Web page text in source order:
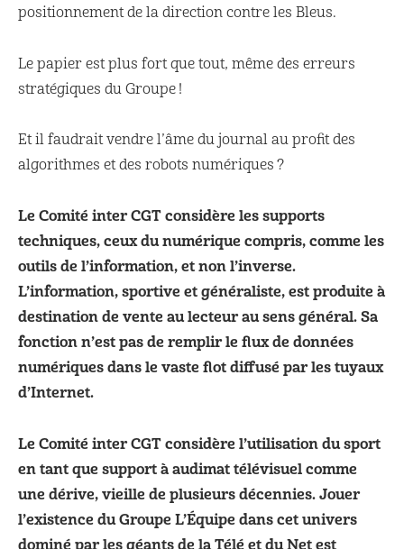
positionnement de la direction contre les Bleus.
Le papier est plus fort que tout, même des erreurs
stratégiques du Groupe !
Et il faudrait vendre l’âme du journal au profit des
algorithmes et des robots numériques ?
Le Comité inter CGT considère les supports
techniques, ceux du numérique compris, comme les
outils de l’information, et non l’inverse.
L’information, sportive et généraliste, est produite à
destination de vente au lecteur au sens général. Sa
fonction n’est pas de remplir le flux de données
numériques dans le vaste flot diffusé par les tuyaux
d’Internet.
Le Comité inter CGT considère l’utilisation du sport
en tant que support à audimat télévisuel comme
une dérive, vieille de plusieurs décennies. Jouer
l’existence du Groupe L’Équipe dans cet univers
dominé par les géants de la Télé et du Net est